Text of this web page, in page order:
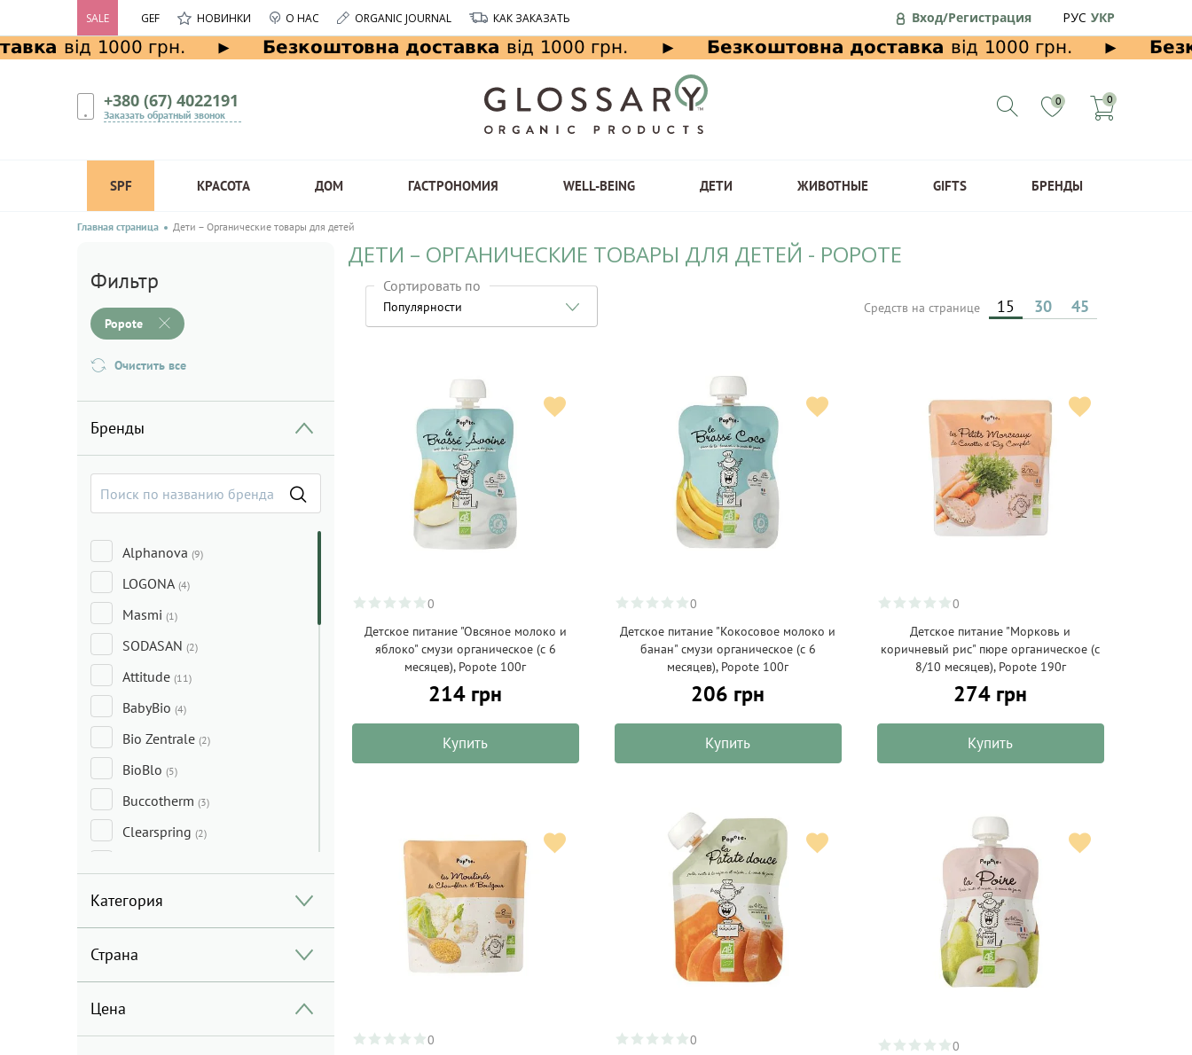
SALE GEF НОВИНКИ О НАС ORGANIC JOURNAL КАК ЗАКАЗАТЬ Вход/Регистрация РУС УКР
+380 (67) 4022191
Заказать обратный звонок
0 0
SPF КРАСОТА ДОМ ГАСТРОНОМИЯ WELL-BEING ДЕТИ ЖИВОТНЫЕ GIFTS БРЕНДЫ
Главная страница Дети – Органические товары для детей
Фильтр
Popote
Очистить все
Бренды
Alphanova (9)
LOGONA (4)
Masmi (1)
SODASAN (2)
Attitude (11)
BabyBio (4)
Bio Zentrale (2)
BioBlo (5)
Buccotherm (3)
Clearspring (2)
DevoHome
Eco by naty(18)
Fleur Alpine
Friendly organic
Holle
Категория
Страна
Цена
ДЕТИ – ОРГАНИЧЕСКИЕ ТОВАРЫ ДЛЯ ДЕТЕЙ - POPOTE
Сортировать по
Популярности Средств на странице 15 30 45
0
Детское питание "Овсяное молоко и
яблоко" смузи органическое (с 6
месяцев), Popote 100г
214 грн
Купить
0
Детское питание "Кокосовое молоко и
банан" смузи органическое (с 6
месяцев), Popote 100г
206 грн
Купить
0
Детское питание "Морковь и
коричневый рис" пюре органическое (с
8/10 месяцев), Popote 190г
274 грн
Купить
0
0
0